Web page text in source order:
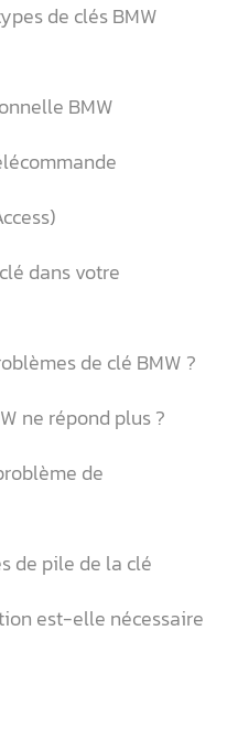
de clés BMW
BMW
dans votre
de clé BMW ?
ne répond plus ?
de
de pile de la clé
est-elle nécessaire